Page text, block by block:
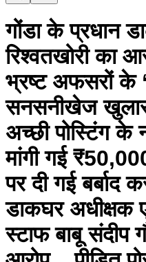
गोंडा के प्रधान
रिश्वतखोरी का
भ्रष्ट अफसरों के
सनसनीखेज
अच्छी पोस्टिंग के
मांगी गई
पर दी गई बर्बाद
डाकघर अधीक्षक
स्टाफ बाबू संदीप